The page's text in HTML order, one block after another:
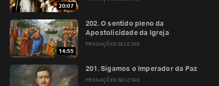
20:07
14:55
PREGAÇÕES SELETAS
202. O sentido pleno da
Apostolicidade da Igreja
PREGAÇÕES SELETAS
201. Sigamos o Imperador da Paz